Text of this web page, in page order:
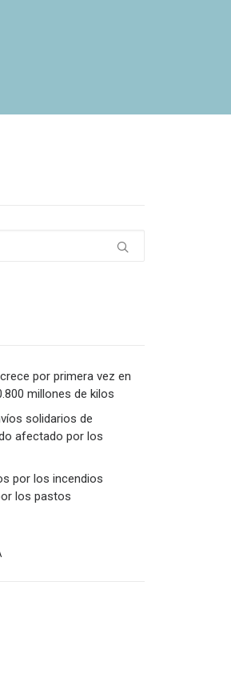
por primera vez en
millones de kilos
solidarios de
afectado por los
por los incendios
los pastos